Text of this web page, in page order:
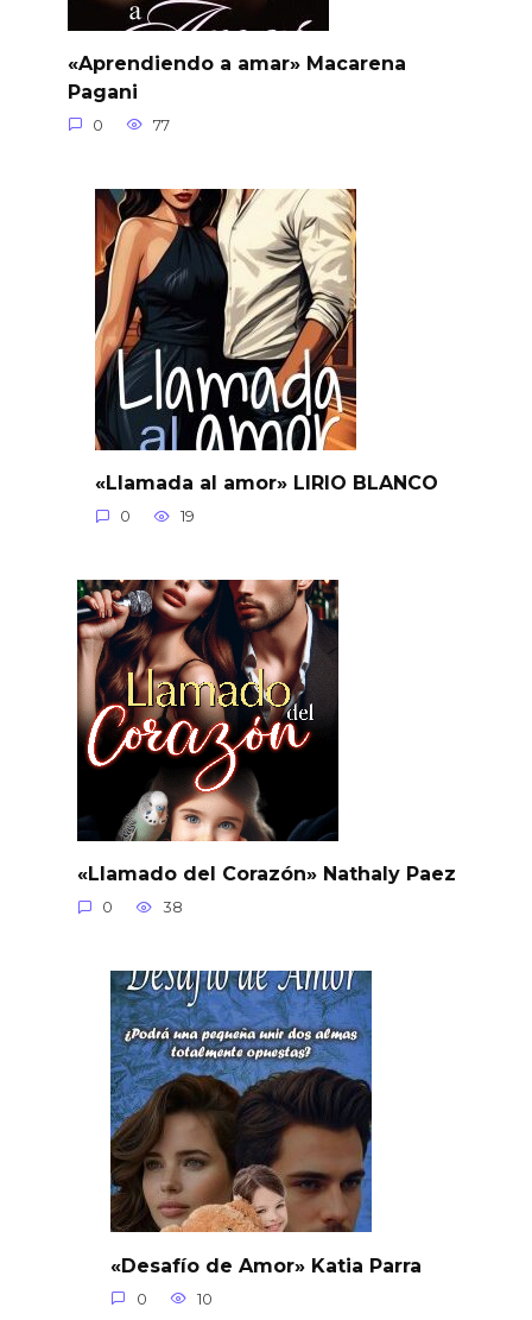
«Aprendiendo a amar» Macarena
Pagani
0 77
«Llamada al amor» LIRIO BLANCO
0 19
«Llamado del Corazón» Nathaly Paez
0 38
«Desafío de Amor» Katia Parra
0 10